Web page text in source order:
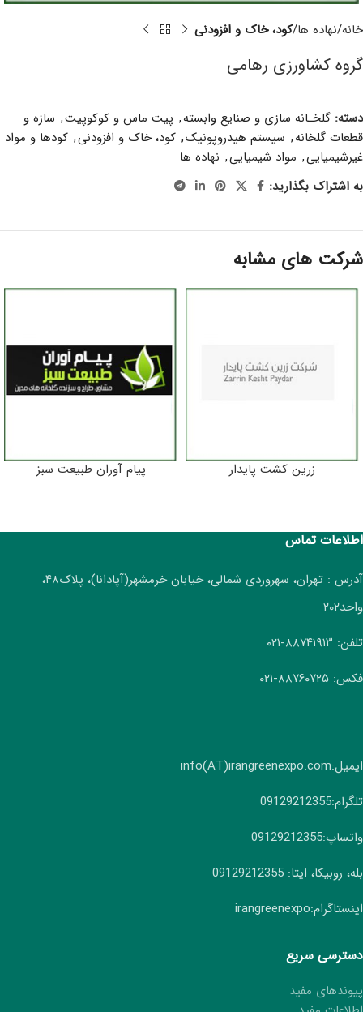
خانه نهاده ها کود، خاک و افزودنی
گروه کشاورزی رهامی
دسته: گلخـانه سازی و صنایع وابسته, پیت ماس و کوکوپیت, سازه و
قطعات گلخانه, سیستم هیدروپونیک, کود، خاک و افزودنی, کودها و مواد
غیرشیمیایی, مواد شیمیایی, نهاده ها
به اشتراک بگذارید:
شرکت های مشابه
زرین کشت پایدار پیام آوران طبیعت سبز
اطلاعات تماس
آدرس : تهران، سهروردی شمالی، خیابان خرمشهر(آپادانا)، پلاک۴۸،
واحد۲۰۲
تلفن: ۸۸۷۴۱۹۱۳-۰۲۱
فکس: ۸۸۷۶۰۷۲۵-۰۲۱
ایمیل:info(AT)irangreenexpo.com
تلگرام:09129212355
واتساپ:09129212355
بله، روبیکا، ایتا: 09129212355
اینستاگرام:irangreenexpo
دسترسی سریع
پیوندهای مفید